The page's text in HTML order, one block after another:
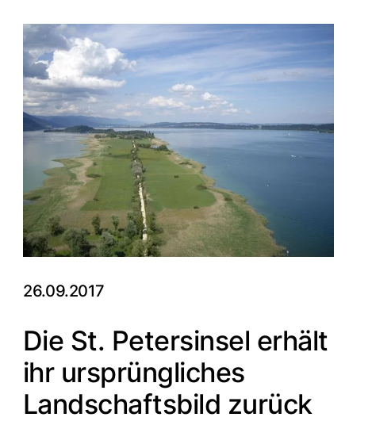
26.09.2017
Die St. Petersinsel erhält
ihr ursprüngliches
Landschaftsbild zurück